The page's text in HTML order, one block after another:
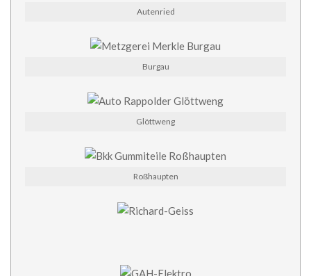
Autenried
Burgau
Glöttweng
Roßhaupten